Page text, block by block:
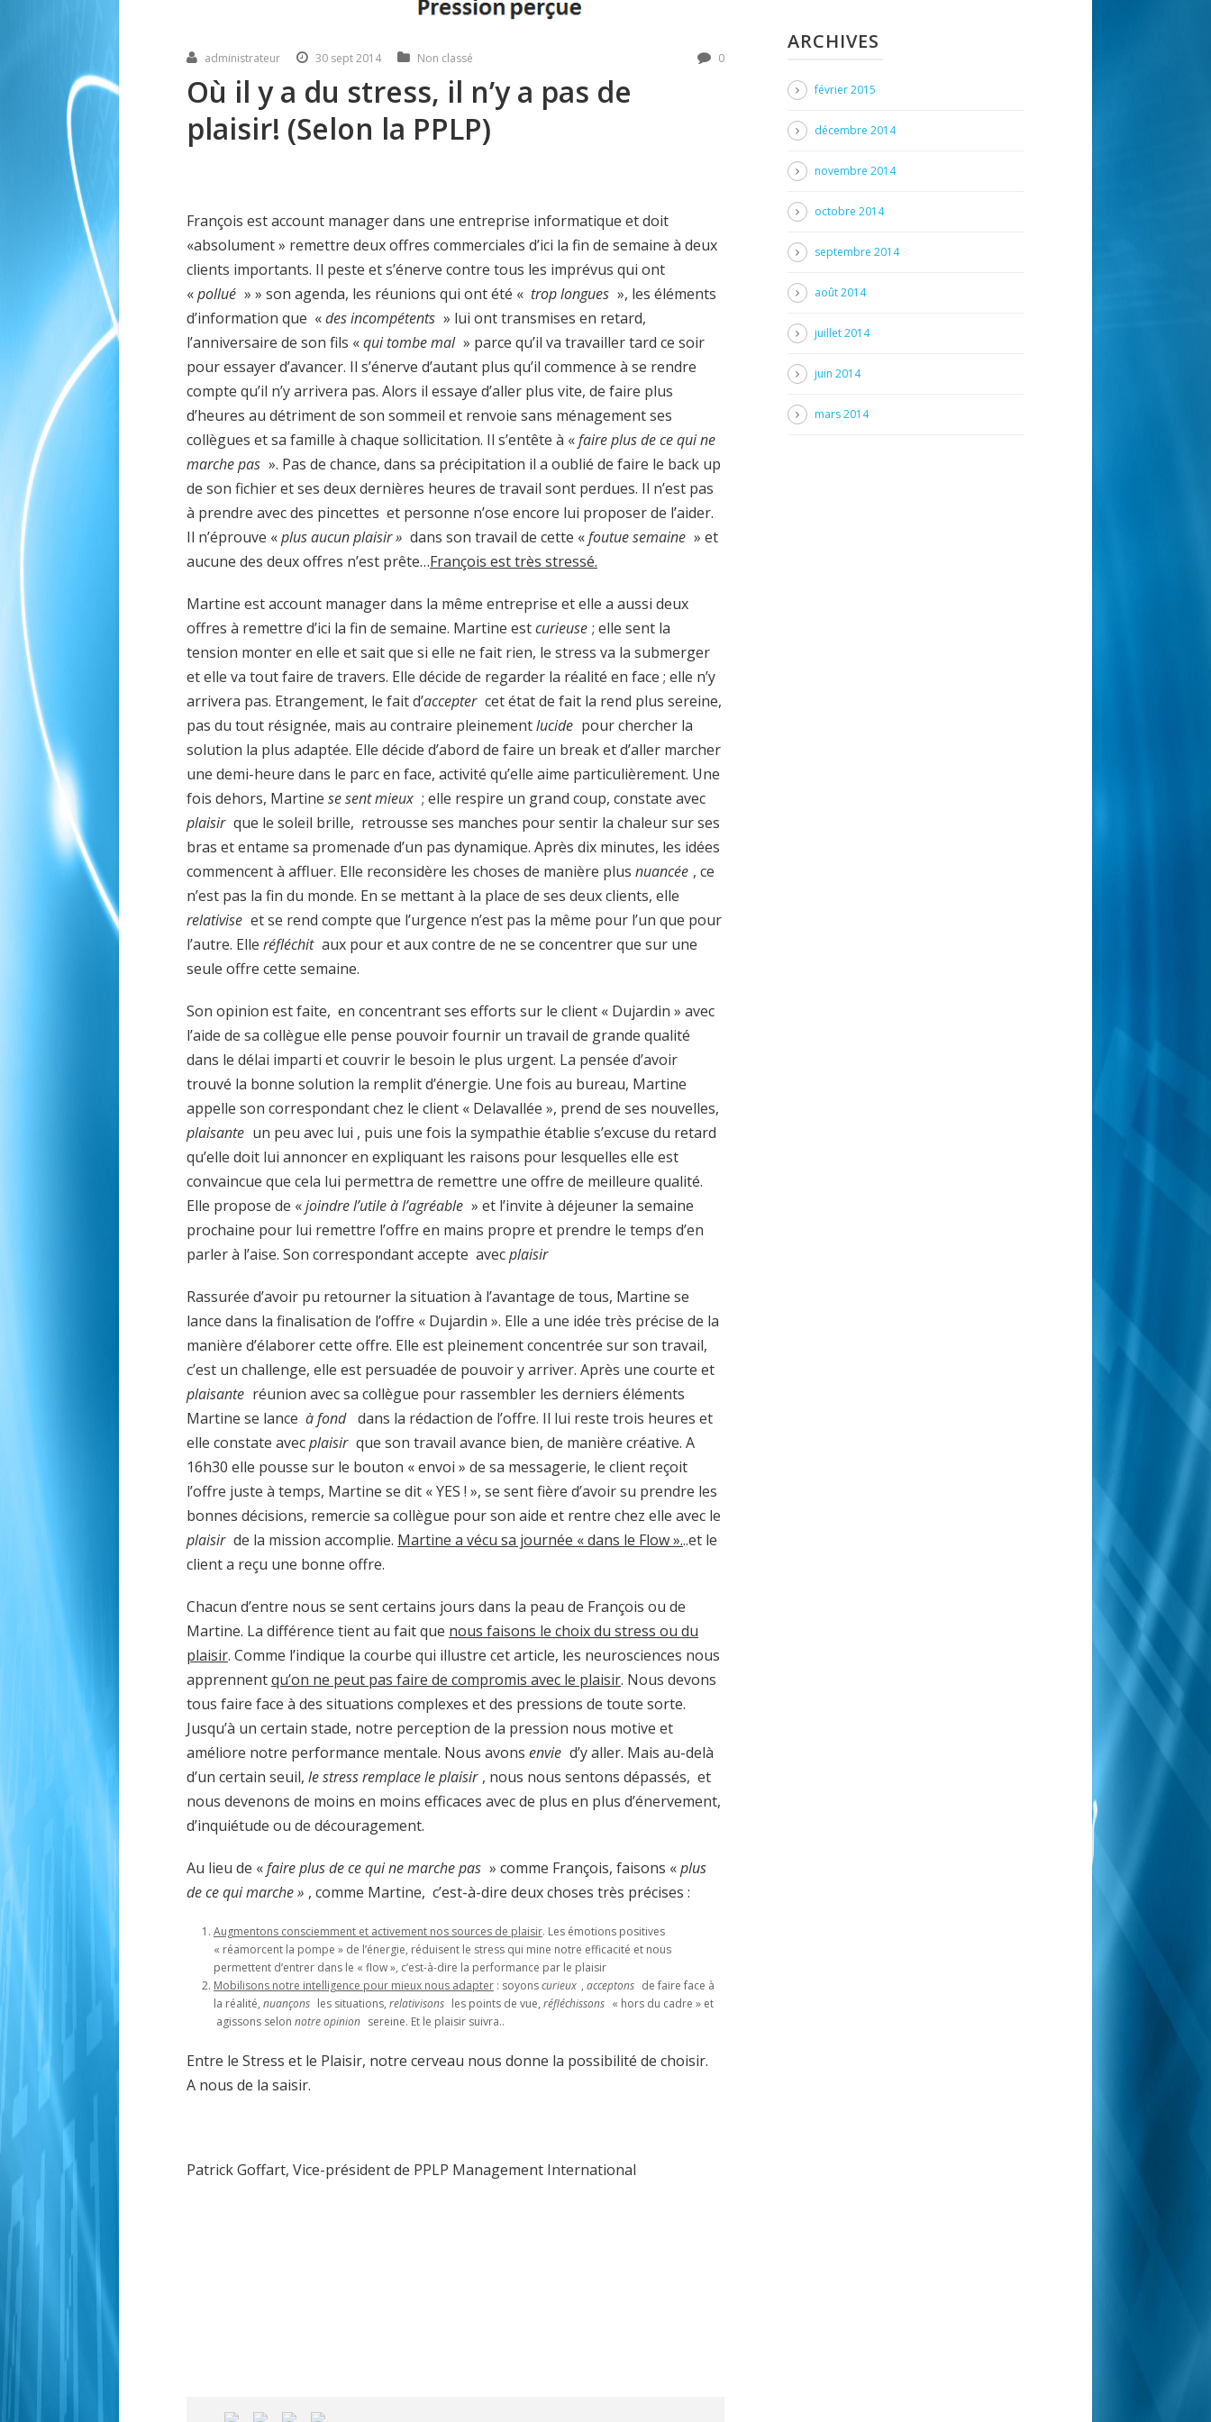
administrateur 30 sept 2014 Non classé 0
Où il y a du stress, il n’y a pas de
plaisir! (Selon la PPLP)
François est account manager dans une entreprise informatique et doit
«absolument » remettre deux offres commerciales d’ici la fin de semaine à deux
clients importants. Il peste et s’énerve contre tous les imprévus qui ont
«pollué » » son agenda, les réunions qui ont été « trop longues », les éléments
d’information que «des incompétents » lui ont transmises en retard,
l’anniversaire de son fils «qui tombe mal » parce qu’il va travailler tard ce soir
pour essayer d’avancer. Il s’énerve d’autant plus qu’il commence à se rendre
compte qu’il n’y arrivera pas. Alors il essaye d’aller plus vite, de faire plus
d’heures au détriment de son sommeil et renvoie sans ménagement ses
collègues et sa famille à chaque sollicitation. Il s’entête à «faire plus de ce qui ne
marche pas ». Pas de chance, dans sa précipitation il a oublié de faire le back up
de son fichier et ses deux dernières heures de travail sont perdues. Il n’est pas
à prendre avec des pincettes et personne n’ose encore lui proposer de l’aider.
Il n’éprouve «plus aucun plaisir » dans son travail de cette «foutue semaine » et
aucune des deux offres n’est prête…François est très stressé.
Martine est account manager dans la même entreprise et elle a aussi deux
offres à remettre d’ici la fin de semaine. Martine estcurieuse ; elle sent la
tension monter en elle et sait que si elle ne fait rien, le stress va la submerger
et elle va tout faire de travers. Elle décide de regarder la réalité en face ; elle n’y
arrivera pas. Etrangement, le fait d’accepter cet état de fait la rend plus sereine,
pas du tout résignée, mais au contraire pleinementlucide pour chercher la
solution la plus adaptée. Elle décide d’abord de faire un break et d’aller marcher
une demi-heure dans le parc en face, activité qu’elle aime particulièrement. Une
fois dehors, Martine se sent mieux ; elle respire un grand coup, constate avec
plaisir que le soleil brille, retrousse ses manches pour sentir la chaleur sur ses
bras et entame sa promenade d’un pas dynamique. Après dix minutes, les idées
commencent à affluer. Elle reconsidère les choses de manière plus nuancée , ce
n’est pas la fin du monde. En se mettant à la place de ses deux clients, elle
relativise et se rend compte que l’urgence n’est pas la même pour l’un que pour
l’autre. Elle réfléchit aux pour et aux contre de ne se concentrer que sur une
seule offre cette semaine.
Son opinion est faite, en concentrant ses efforts sur le client « Dujardin » avec
l’aide de sa collègue elle pense pouvoir fournir un travail de grande qualité
dans le délai imparti et couvrir le besoin le plus urgent. La pensée d’avoir
trouvé la bonne solution la remplit d’énergie. Une fois au bureau, Martine
appelle son correspondant chez le client « Delavallée », prend de ses nouvelles,
plaisante un peu avec lui , puis une fois la sympathie établie s’excuse du retard
qu’elle doit lui annoncer en expliquant les raisons pour lesquelles elle est
convaincue que cela lui permettra de remettre une offre de meilleure qualité.
Elle propose de «joindre l’utile à l’agréable » et l’invite à déjeuner la semaine
prochaine pour lui remettre l’offre en mains propre et prendre le temps d’en
parler à l’aise. Son correspondant accepte avecplaisir
Rassurée d’avoir pu retourner la situation à l’avantage de tous, Martine se
lance dans la finalisation de l’offre « Dujardin ». Elle a une idée très précise de la
manière d’élaborer cette offre. Elle est pleinement concentrée sur son travail,
c’est un challenge, elle est persuadée de pouvoir y arriver. Après une courte et
plaisante réunion avec sa collègue pour rassembler les derniers éléments
Martine se lance à fond dans la rédaction de l’offre. Il lui reste trois heures et
elle constate avecplaisir que son travail avance bien, de manière créative. A
16h30 elle pousse sur le bouton « envoi » de sa messagerie, le client reçoit
l’offre juste à temps, Martine se dit « YES ! », se sent fière d’avoir su prendre les
bonnes décisions, remercie sa collègue pour son aide et rentre chez elle avec le
plaisir de la mission accomplie. Martine a vécu sa journée « dans le Flow »...et le
client a reçu une bonne offre.
Chacun d’entre nous se sent certains jours dans la peau de François ou de
Martine. La différence tient au fait que nous faisons le choix du stress ou du
plaisir. Comme l’indique la courbe qui illustre cet article, les neurosciences nous
apprennentqu’on ne peut pas faire de compromis avec le plaisir. Nous devons
tous faire face à des situations complexes et des pressions de toute sorte.
Jusqu’à un certain stade, notre perception de la pression nous motive et
améliore notre performance mentale. Nous avons envie d’y aller. Mais au-delà
d’un certain seuil, le stress remplace le plaisir , nous nous sentons dépassés, et
nous devenons de moins en moins efficaces avec de plus en plus d’énervement,
d’inquiétude ou de découragement.
Au lieu de «faire plus de ce qui ne marche pas » comme François, faisons «plus
de ce qui marche » , comme Martine, c’est-à-dire deux choses très précises :
Augmentons consciemment et activement nos sources de plaisir. Les émotions positives
« réamorcent la pompe » de l’énergie, réduisent le stress qui mine notre efficacité et nous
permettent d’entrer dans le « flow », c’est-à-dire la performance par le plaisir
Mobilisons notre intelligence pour mieux nous adapter : soyonscurieux , acceptons de faire face à
la réalité, nuançons les situations, relativisons les points de vue, réfléchissons « hors du cadre » et
agissons selon notre opinion sereine. Et le plaisir suivra..
Entre le Stress et le Plaisir, notre cerveau nous donne la possibilité de choisir.
A nous de la saisir.
Patrick Goffart, Vice-président de PPLP Management International
ARCHIVES
février 2015
décembre 2014
novembre 2014
octobre 2014
septembre 2014
août 2014
juillet 2014
juin 2014
mars 2014